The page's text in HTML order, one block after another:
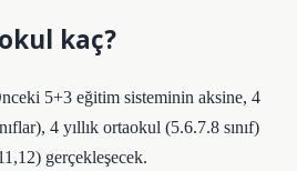
kaç?
5+3 eğitim sisteminin aksine, 4
4 yıllık ortaokul (5.6.7.8 sınıf)
gerçekleşecek.